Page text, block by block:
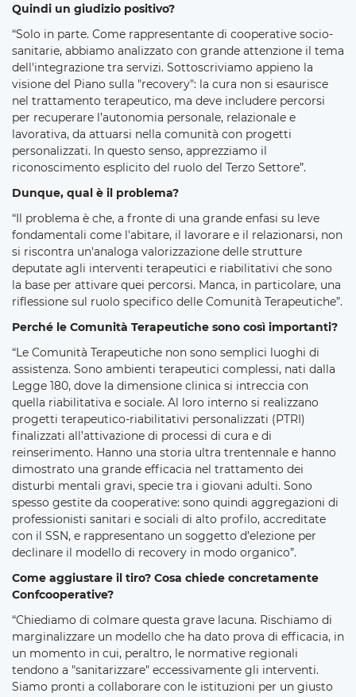
Quindi un giudizio positivo?
“Solo in parte. Come rappresentante di cooperative socio-
sanitarie, abbiamo analizzato con grande attenzione il tema
dell'integrazione tra servizi. Sottoscriviamo appieno la
visione del Piano sulla "recovery": la cura non si esaurisce
nel trattamento terapeutico, ma deve includere percorsi
per recuperare l’autonomia personale, relazionale e
lavorativa, da attuarsi nella comunità con progetti
personalizzati. In questo senso, apprezziamo il
riconoscimento esplicito del ruolo del Terzo Settore”.
Dunque, qual è il problema?
“Il problema è che, a fronte di una grande enfasi su leve
fondamentali come l'abitare, il lavorare e il relazionarsi, non
si riscontra un'analoga valorizzazione delle strutture
deputate agli interventi terapeutici e riabilitativi che sono
la base per attivare quei percorsi. Manca, in particolare, una
riflessione sul ruolo specifico delle Comunità Terapeutiche”.
Perché le Comunità Terapeutiche sono così importanti?
“Le Comunità Terapeutiche non sono semplici luoghi di
assistenza. Sono ambienti terapeutici complessi, nati dalla
Legge 180, dove la dimensione clinica si intreccia con
quella riabilitativa e sociale. Al loro interno si realizzano
progetti terapeutico-riabilitativi personalizzati (PTRI)
finalizzati all’attivazione di processi di cura e di
reinserimento. Hanno una storia ultra trentennale e hanno
dimostrato una grande efficacia nel trattamento dei
disturbi mentali gravi, specie tra i giovani adulti. Sono
spesso gestite da cooperative: sono quindi aggregazioni di
professionisti sanitari e sociali di alto profilo, accreditate
con il SSN, e rappresentano un soggetto d’elezione per
declinare il modello di recovery in modo organico”.
Come aggiustare il tiro? Cosa chiede concretamente
Confcooperative?
“Chiediamo di colmare questa grave lacuna. Rischiamo di
marginalizzare un modello che ha dato prova di efficacia, in
un momento in cui, peraltro, le normative regionali
tendono a "sanitarizzare" eccessivamente gli interventi.
Siamo pronti a collaborare con le istituzioni per un giusto